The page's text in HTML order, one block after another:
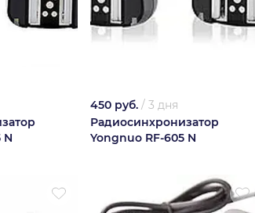
N
450 руб. / 3 дня
Радиосинхронизатор
Yongnuo RF-605 N